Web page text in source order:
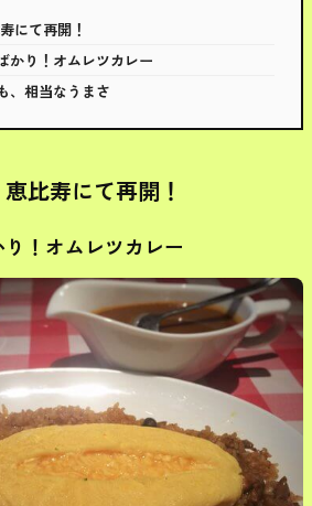
にて再開！
かり！オムレツカレー
、相当なうまさ
比寿にて再開！
！オムレツカレー